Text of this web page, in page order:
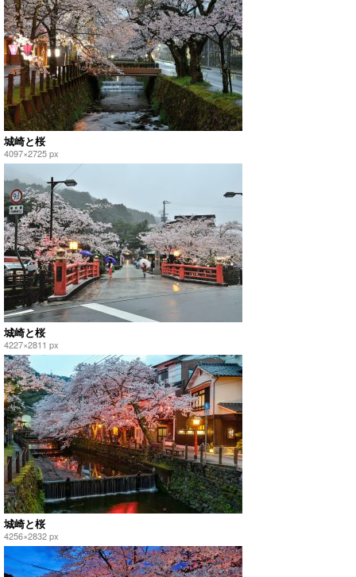
城崎と桜
4097×2725 px
城崎と桜
4227×2811 px
城崎と桜
4256×2832 px